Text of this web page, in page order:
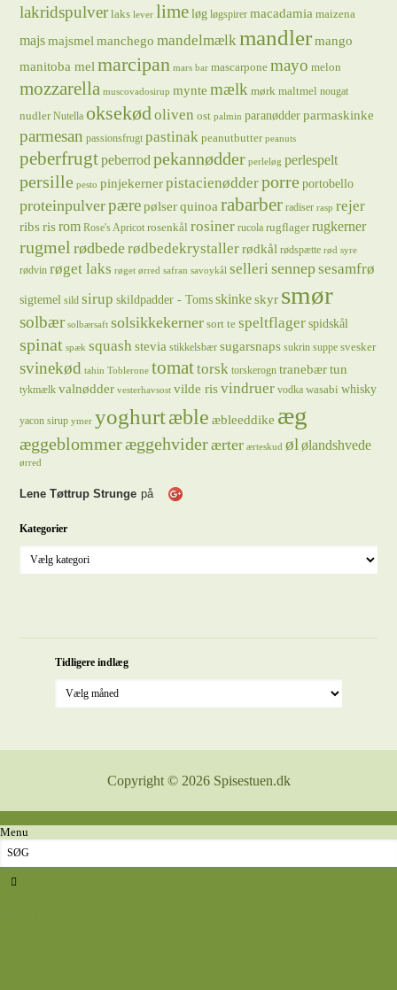
lakridspulver laks lever lime løg løgspirer macadamia maizena
majsmajsmel manchego mandelmælkmandler mango
manitoba mel marcipan mars bar mascarpone mayo melon
mozzarella muscovadosirup mynte mælk mørk maltmel nougat
nudler Nutella oksekødoliven ost palmin paranødder parmaskinke
parmesan passionsfrugt pastinak peanutbutter peanuts
peberfrugtpeberrodpekannødder perleløg perlespelt
persille pesto pinjekerner pistacienødderporre portobello
proteinpulverpære pølser quinoa rabarber radiser rasp rejer
ribs risrom Rose's Apricot rosenkål rosiner rucola rugflager rugkerner
rugmel rødbederødbedekrystallerrødkål rødspætte rød syre
rødvin røget laks røget ørred safran savoykål sellerisennepsesamfrø
sigtemel sild sirup skildpadder - Toms skinke skyr smør
solbær solbærsaft solsikkekerner sort te speltflager spidskål
spinat spæk squash stevia stikkelsbær sugarsnaps sukrin suppe svesker
svinekød tahin Toblerone tomattorsk torskerogn tranebærtun
tykmælk valnødder vesterhavsost vilde ris vindruer vodka wasabi whisky
yacon sirup ymer yoghurtæble æbleeddike æg
æggeblommeræggehviderærter ærteskud øl ølandshvede
ørred
Lene Tøttrup Strunge på
Kategorier
Tidligere indlæg
Copyright © 2026 Spisestuen.dk
Menu